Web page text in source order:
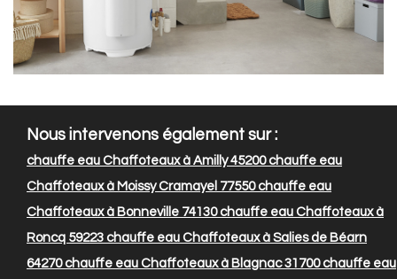
Nous intervenons également sur :
chauffe eau Chaffoteaux à Amilly 45200chauffe eau
Chaffoteaux à Moissy Cramayel 77550chauffe eau
Chaffoteaux à Bonneville 74130chauffe eau Chaffoteaux à
Roncq 59223 chauffe eau Chaffoteaux à Salies de Béarn
64270chauffe eau Chaffoteaux à Blagnac 31700chauffe eau